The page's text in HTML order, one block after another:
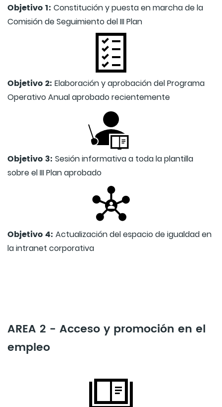
Objetivo 1: Constitución y puesta en marcha de la
Comisión de Seguimiento del III Plan
Objetivo 2: Elaboración y aprobación del Programa
Operativo Anual aprobado recientemente
Objetivo 3: Sesión informativa a toda la plantilla
sobre el III Plan aprobado
Objetivo 4: Actualización del espacio de igualdad en
la intranet corporativa
AREA 2 - Acceso y promoción en el
empleo